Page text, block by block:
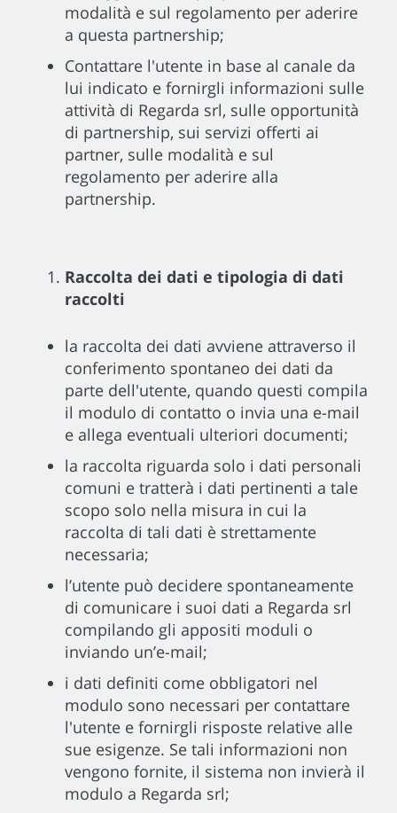
modalità e sul regolamento per aderire
a questa partnership;
Contattare l'utente in base al canale da
lui indicato e fornirgli informazioni sulle
attività di Regarda srl, sulle opportunità
di partnership, sui servizi offerti ai
partner, sulle modalità e sul
regolamento per aderire alla
partnership.
Raccolta dei dati e tipologia di dati
raccolti
la raccolta dei dati avviene attraverso il
conferimento spontaneo dei dati da
parte dell'utente, quando questi compila
il modulo di contatto o invia una e-mail
e allega eventuali ulteriori documenti;
la raccolta riguarda solo i dati personali
comuni e tratterà i dati pertinenti a tale
scopo solo nella misura in cui la
raccolta di tali dati è strettamente
necessaria;
l’utente può decidere spontaneamente
di comunicare i suoi dati a Regarda srl
compilando gli appositi moduli o
inviando un’e-mail;
i dati definiti come obbligatori nel
modulo sono necessari per contattare
l'utente e fornirgli risposte relative alle
sue esigenze. Se tali informazioni non
vengono fornite, il sistema non invierà il
modulo a Regarda srl;